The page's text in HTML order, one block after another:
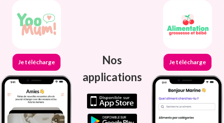
Je télécharge
Nos
applications
Je télécharge